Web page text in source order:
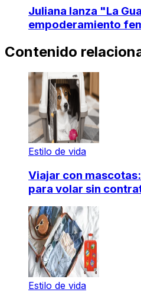
Juliana lanza "La
empoderamiento
Contenido
Estilo de vida
Viajar con
para volar sin
Estilo de vida